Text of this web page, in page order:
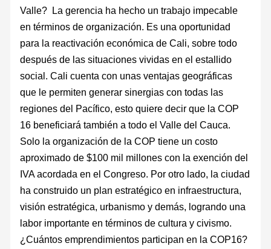
Valle? La gerencia ha hecho un trabajo impecable
en términos de organización. Es una oportunidad
para la reactivación económica de Cali, sobre todo
después de las situaciones vividas en el estallido
social. Cali cuenta con unas ventajas geográficas
que le permiten generar sinergias con todas las
regiones del Pacífico, esto quiere decir que la COP
16 beneficiará también a todo el Valle del Cauca.
Solo la organización de la COP tiene un costo
aproximado de $100 mil millones con la exención del
IVA acordada en el Congreso. Por otro lado, la ciudad
ha construido un plan estratégico en infraestructura,
visión estratégica, urbanismo y demás, logrando una
labor importante en términos de cultura y civismo.
¿Cuántos emprendimientos participan en la COP16?